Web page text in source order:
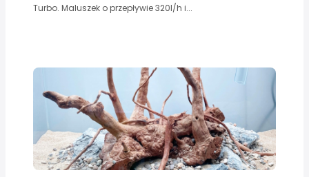
Turbo. Maluszek o przepływie 320l/h i...